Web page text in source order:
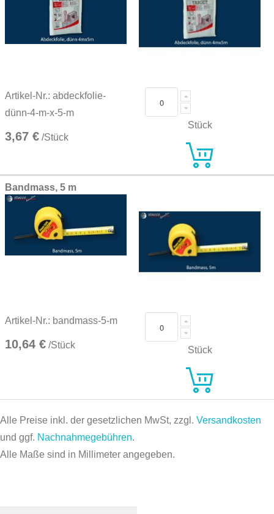
Artikel-Nr.: abdeckfolie-
dünn-4-m-x-5-m
3,67 € /Stück
Stück
Bandmass, 5 m
Artikel-Nr.: bandmass-5-m
10,64 € /Stück Stück
Alle Preise inkl. der gesetzlichen MwSt, zzgl. Versandkosten
und ggf. Nachnahmegebühren.
Alle Maße sind in Millimeter angegeben.